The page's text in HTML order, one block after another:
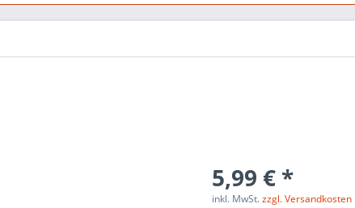
5,99 € *
inkl. MwSt.zzgl. Versandkosten